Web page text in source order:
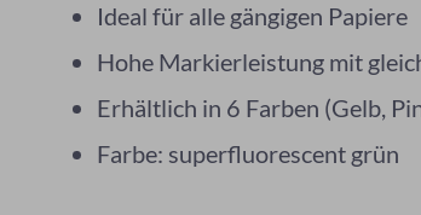
Ideal für alle gängigen Papiere
Hohe Markierleistung mit
Erhältlich in 6 Farben (Gelb,
Farbe: superfluorescent grün